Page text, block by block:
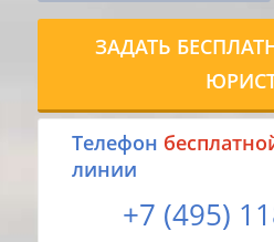
ЗАДАТЬ
Tелефон
линии
+7 (495)